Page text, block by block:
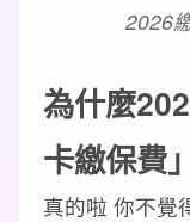
2026
為什麼
卡繳保費
真的啦 你不覺